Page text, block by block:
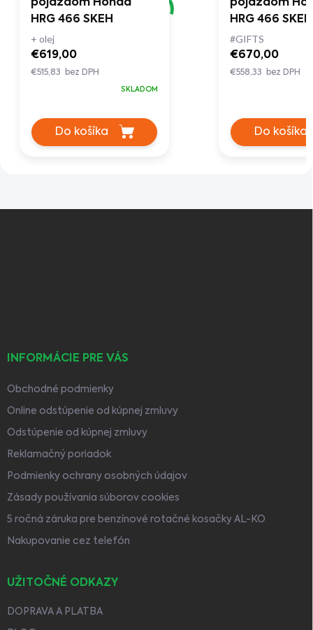
pojazdom Honda
HRG 466 SKEH
+ olej
€619,00
€515,83 bez DPH
SKLADOM
Do košíka
pojazdom
HRG 466 SKEP
#GIFTS
€670,00
€558,33 bez DPH
Do košíka
INFORMÁCIE PRE VÁS
Obchodné podmienky
Online odstúpenie od kúpnej zmluvy
Odstúpenie od kúpnej zmluvy
Reklamačný poriadok
Podmienky ochrany osobných údajov
Zásady používania súborov cookies
5 ročná záruka pre benzínové rotačné kosačky AL-KO
Nakupovanie cez telefón
UŽITOČNÉ ODKAZY
DOPRAVA A PLATBA